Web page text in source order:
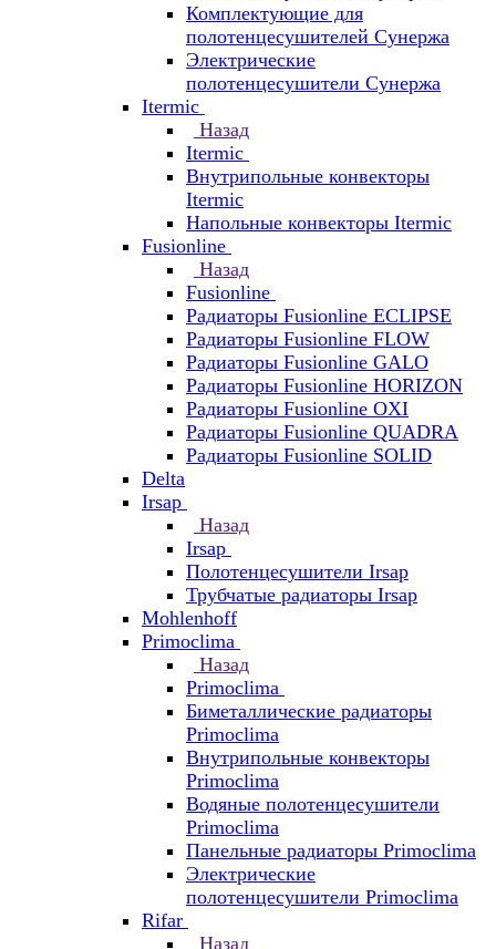
Комплектующие для
полотенцесушителей Сунержа
Электрические
полотенцесушители Сунержа
Itermic
Назад
Itermic
Внутрипольные конвекторы
Itermic
Напольные конвекторы Itermic
Fusionline
Назад
Fusionline
Радиаторы Fusionline ECLIPSE
Радиаторы Fusionline FLOW
Радиаторы Fusionline GALO
Радиаторы Fusionline HORIZON
Радиаторы Fusionline OXI
Радиаторы Fusionline QUADRA
Радиаторы Fusionline SOLID
Delta
Irsap
Назад
Irsap
Полотенцесушители Irsap
Трубчатые радиаторы Irsap
Mohlenhoff
Primoclima
Назад
Primoclima
Биметаллические радиаторы
Primoclima
Внутрипольные конвекторы
Primoclima
Водяные полотенцесушители
Primoclima
Панельные радиаторы Primoclima
Электрические
полотенцесушители Primoclima
Rifar
Назад